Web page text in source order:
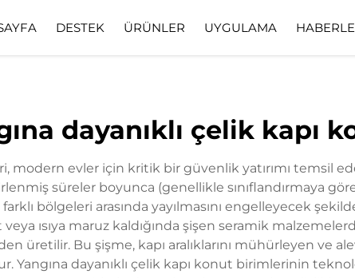
DESTEK ÜRÜNLER UYGULAMA
dayanıklı çelik kapı
modern evler için kritik bir güvenlik yatırımı temsil
süreler boyunca (genellikle sınıflandırmaya göre
bölgeleri arasında yayılmasını engelleyecek
ısıya maruz kaldığında şişen seramik
üretilir. Bu şişme, kapı aralıklarını mühürleyen ve
dayanıklı çelik kapı konut birimlerinin